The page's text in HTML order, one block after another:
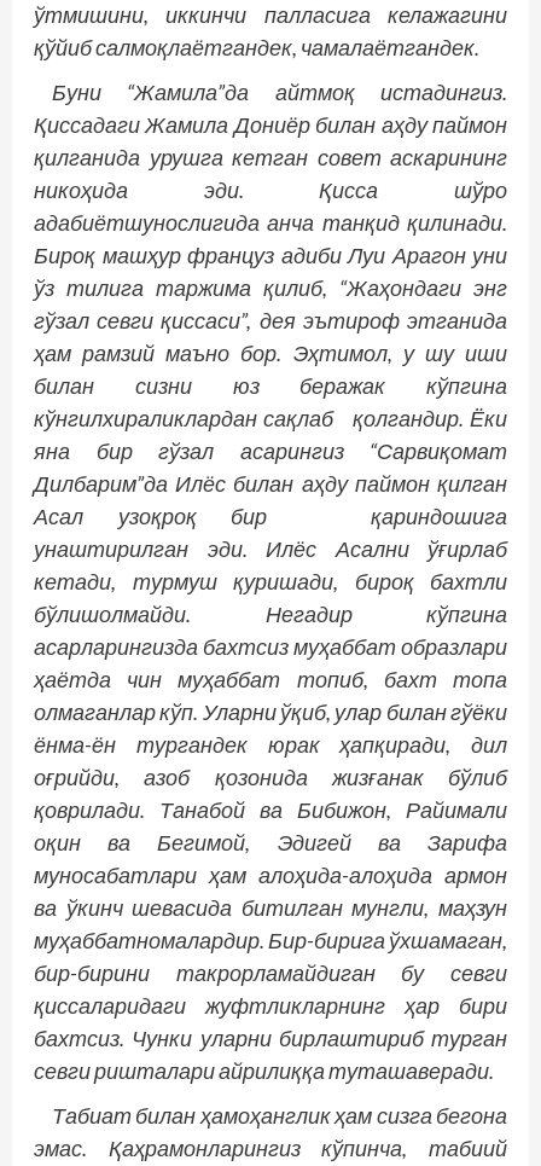
ўтмишини, иккинчи палласига келажагини
қўйиб салмоқлаётгандек, чамалаётгандек.
Буни “Жамила”да айтмоқ истадингиз.
Қиссадаги Жамила Дониёр билан аҳду паймон
қилганида урушга кетган совет аскарининг
никоҳида эди. Қисса шўро
адабиётшунослигида анча танқид қилинади.
Бироқ машҳур француз адиби Луи Арагон уни
ўз тилига таржима қилиб, “Жаҳондаги энг
гўзал севги қиссаси”, дея эътироф этганида
ҳам рамзий маъно бор. Эҳтимол, у шу иши
билан сизни юз беражак кўпгина
кўнгилхираликлардан сақлаб қолгандир. Ёки
яна бир гўзал асарингиз “Сарвиқомат
Дилбарим”да Илёс билан аҳду паймон қилган
Асал узоқроқ бир қариндошига
унаштирилган эди. Илёс Асални ўғирлаб
кетади, турмуш қуришади, бироқ бахтли
бўлишолмайди. Негадир кўпгина
асарларингизда бахтсиз муҳаббат образлари
ҳаётда чин муҳаббат топиб, бахт топа
олмаганлар кўп. Уларни ўқиб, улар билан гўёки
ёнма-ён тургандек юрак ҳапқиради, дил
оғрийди, азоб қозонида жизғанак бўлиб
қоврилади. Танабой ва Бибижон, Райимали
оқин ва Бегимой, Эдигей ва Зарифа
муносабатлари ҳам алоҳида-­алоҳида армон
ва ўкинч шевасида битилган мунгли, маҳзун
муҳаббатномалардир. Бир-бирига ўхшамаган,
бир-бирини так­рорламайдиган бу севги
қиссаларидаги жуфтликларнинг ҳар бири
бахтсиз. Чунки уларни бирлаштириб турган
севги ришталари айрилиққа туташаверади.
Табиат билан ҳамоҳанглик ҳам сизга бегона
эмас. Қаҳрамонларингиз кўпинча, табиий